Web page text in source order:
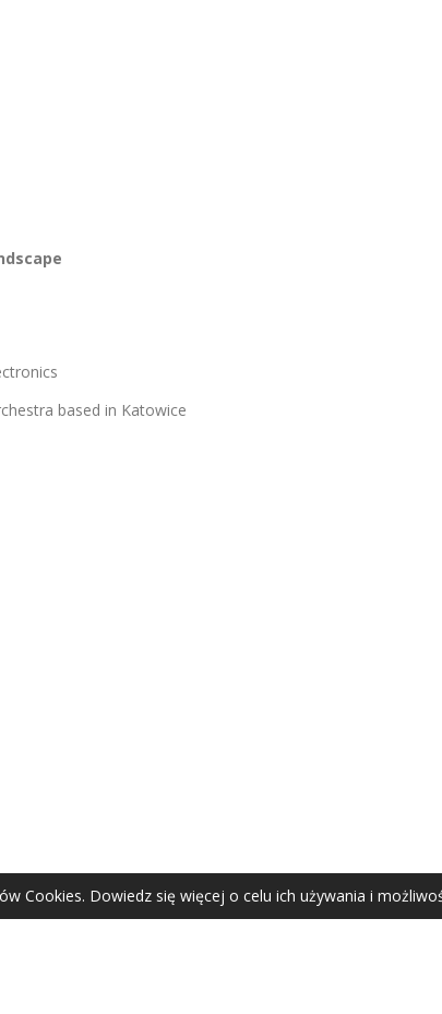
based in Katowice
Agata Zubel © 2021
Cookies. Dowiedz się więcej o celu ich używania i